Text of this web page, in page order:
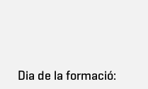
Dia de la formació: